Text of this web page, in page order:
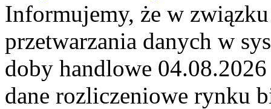
Informujemy, że w
przetwarzania danych w
doby handlowe
dane rozliczeniowe rynku